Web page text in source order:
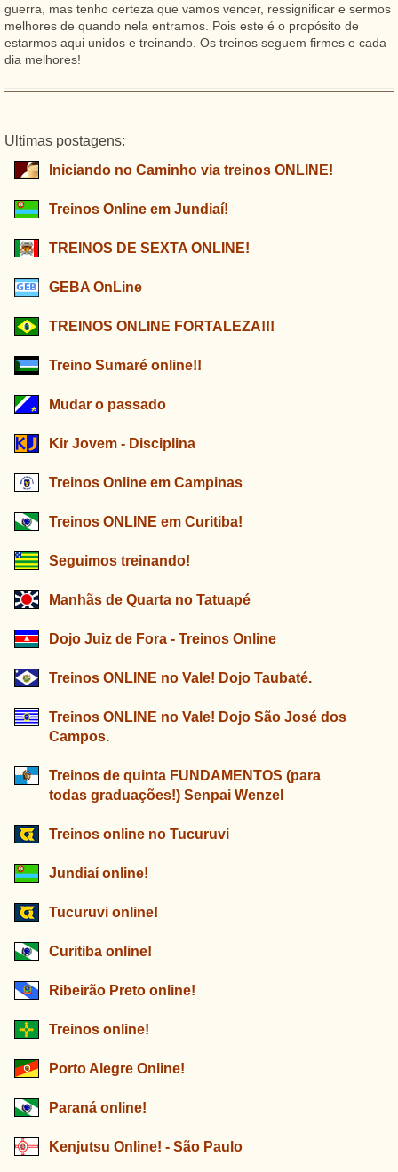
guerra, mas tenho certeza que vamos vencer, ressignificar e sermos
melhores de quando nela entramos. Pois este é o propósito de
estarmos aqui unidos e treinando. Os treinos seguem firmes e cada
dia melhores!
Ultimas postagens:
Iniciando no Caminho via treinos ONLINE!
Treinos Online em Jundiaí!
TREINOS DE SEXTA ONLINE!
GEBA OnLine
TREINOS ONLINE FORTALEZA!!!
Treino Sumaré online!!
Mudar o passado
Kir Jovem - Disciplina
Treinos Online em Campinas
Treinos ONLINE em Curitiba!
Seguimos treinando!
Manhãs de Quarta no Tatuapé
Dojo Juiz de Fora - Treinos Online
Treinos ONLINE no Vale! Dojo Taubaté.
Treinos ONLINE no Vale! Dojo São José dos
Campos.
Treinos de quinta FUNDAMENTOS (para
todas graduações!) Senpai Wenzel
Treinos online no Tucuruvi
Jundiaí online!
Tucuruvi online!
Curitiba online!
Ribeirão Preto online!
Treinos online!
Porto Alegre Online!
Paraná online!
Kenjutsu Online! - São Paulo